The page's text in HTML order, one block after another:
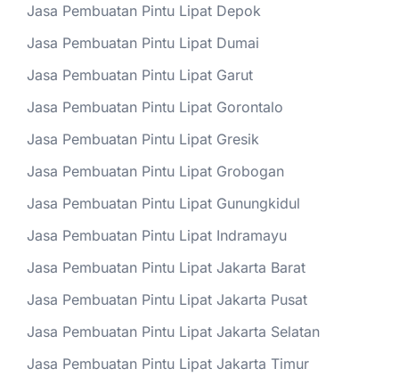
Jasa Pembuatan Pintu Lipat Depok
Jasa Pembuatan Pintu Lipat Dumai
Jasa Pembuatan Pintu Lipat Garut
Jasa Pembuatan Pintu Lipat Gorontalo
Jasa Pembuatan Pintu Lipat Gresik
Jasa Pembuatan Pintu Lipat Grobogan
Jasa Pembuatan Pintu Lipat Gunungkidul
Jasa Pembuatan Pintu Lipat Indramayu
Jasa Pembuatan Pintu Lipat Jakarta Barat
Jasa Pembuatan Pintu Lipat Jakarta Pusat
Jasa Pembuatan Pintu Lipat Jakarta Selatan
Jasa Pembuatan Pintu Lipat Jakarta Timur